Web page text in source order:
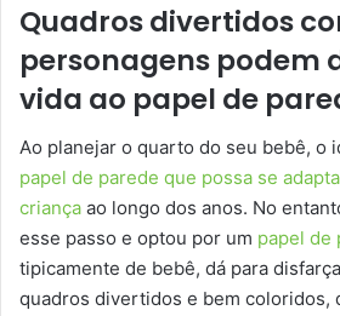
Quadros divertidos
personagens podem
vida ao papel de
Ao planejar o quarto do seu bebê, o
papel de parede que possa se
criança ao longo dos anos. No
esse passo e optou por um papel de
tipicamente de bebê, dá para
quadros divertidos e bem coloridos,